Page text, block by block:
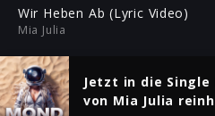
Wir Heben Ab (Lyric Video)
Mia Julia
Jetzt in die Single
von Mia Julia